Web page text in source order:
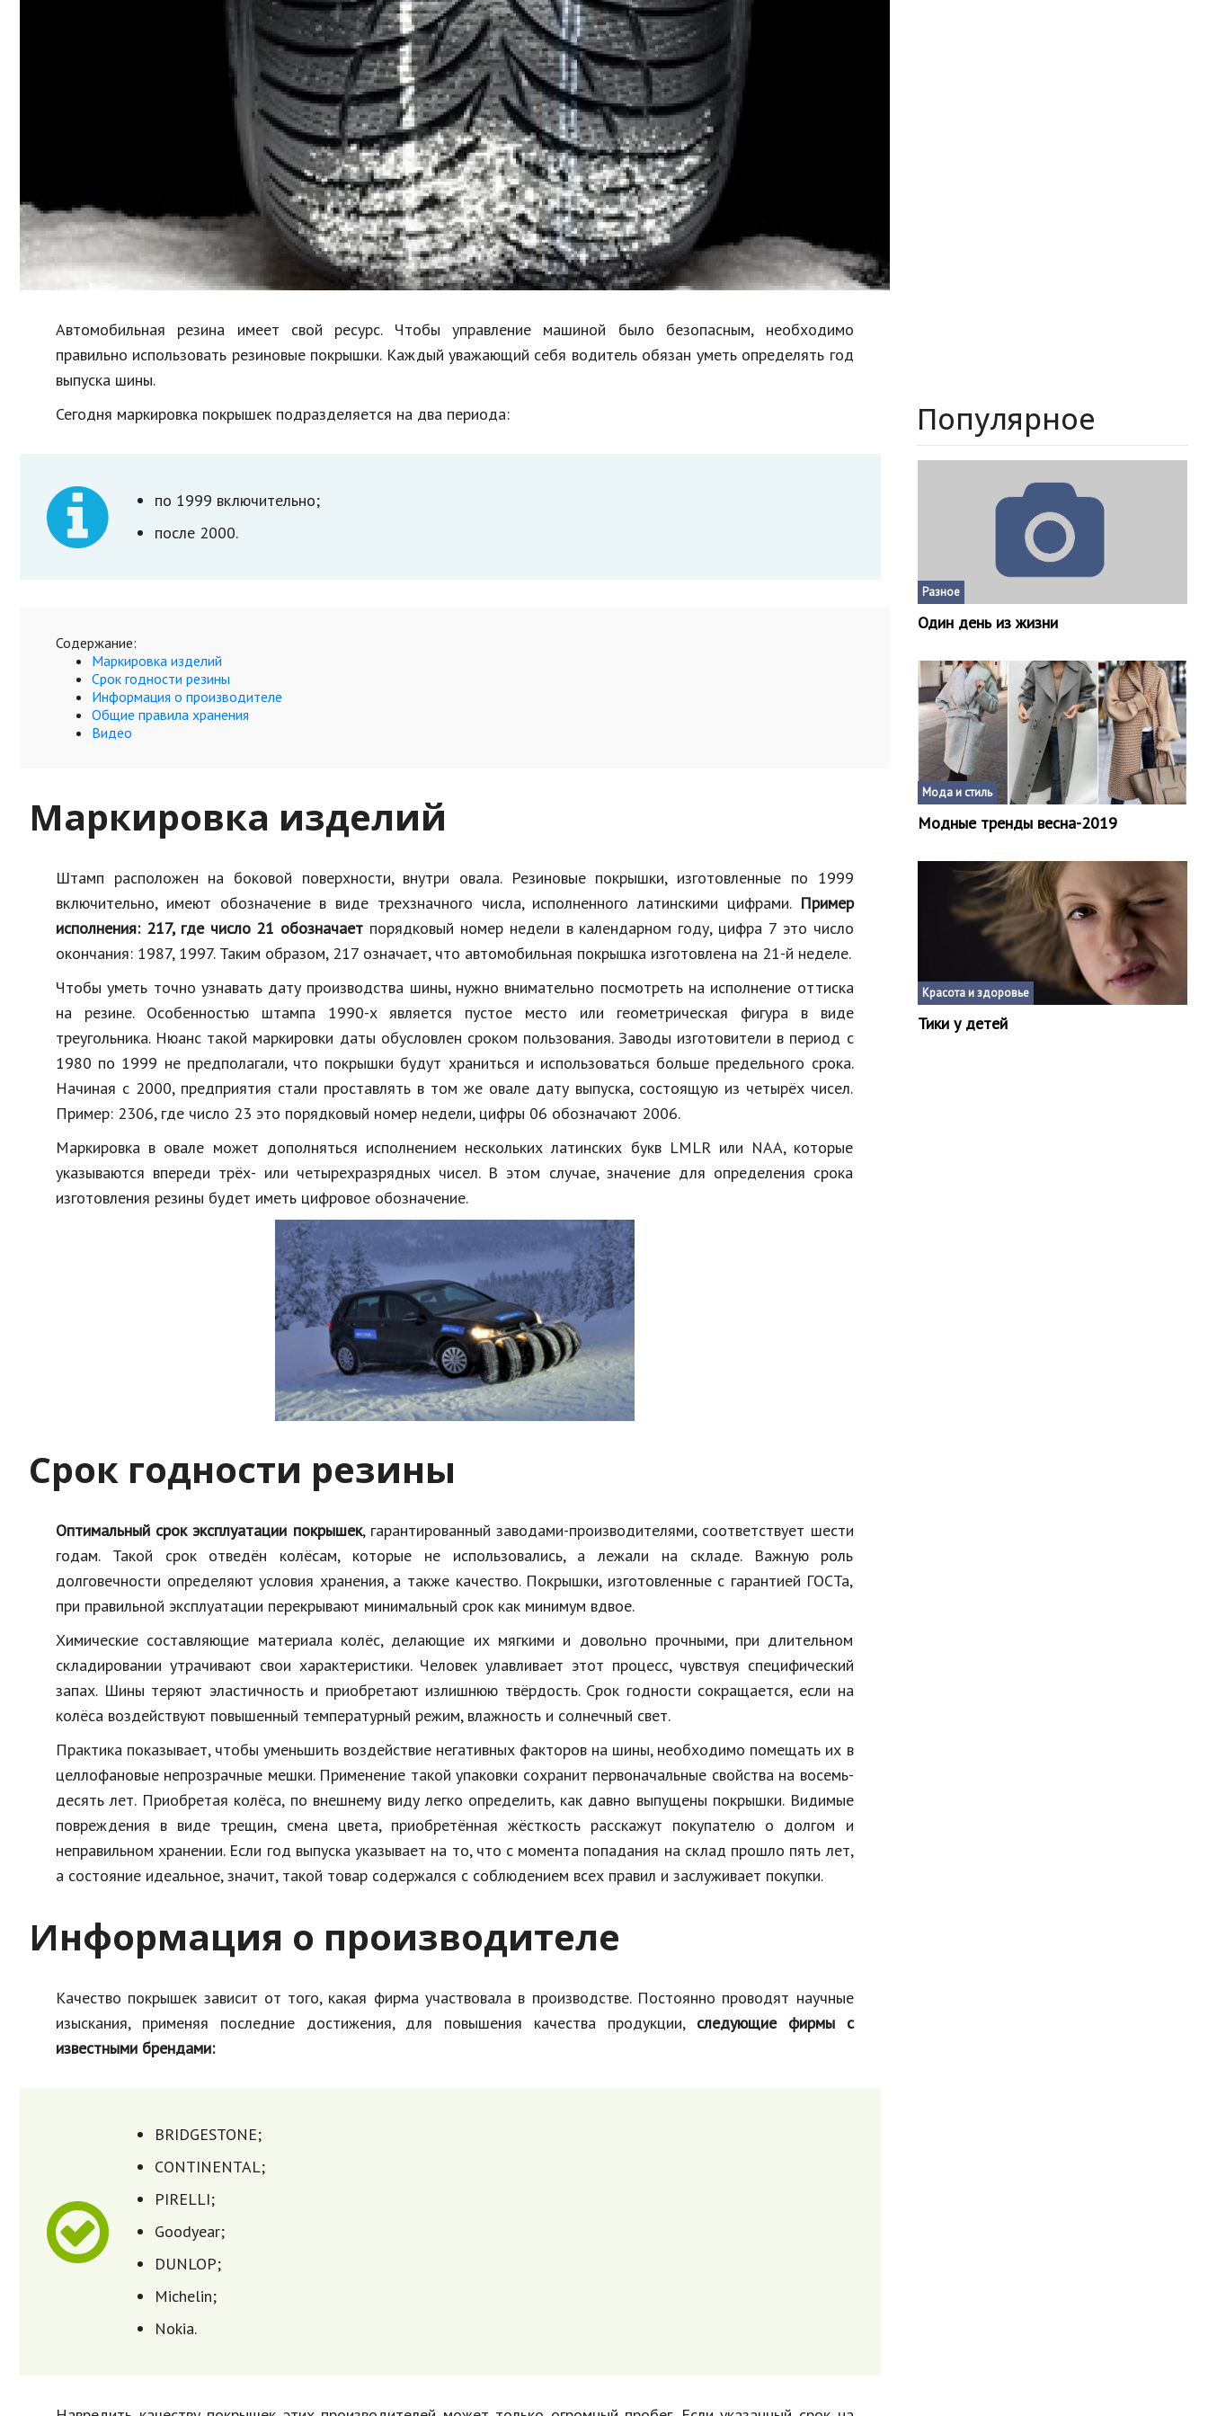
Недвижимость
Спорт и фитнес
Психология и отношения
Творчество и рукоделие
Разное
Работа и бизнес
Животные
Еда и напитки
Наука и технологии
Автомобильная резина имеет свой ресурс. Чтобы управление машиной было безопасным, необходимо
правильно использовать резиновые покрышки. Каждый уважающий себя водитель обязан уметь определять год
выпуска шины.
Сегодня маркировка покрышек подразделяется на два периода:
по 1999 включительно;
после 2000.
Содержание:
Маркировка изделий
Срок годности резины
Информация о производителе
Общие правила хранения
Видео
Маркировка изделий
Штамп расположен на боковой поверхности, внутри овала. Резиновые покрышки, изготовленные по 1999
включительно, имеют обозначение в виде трехзначного числа, исполненного латинскими цифрами. Пример
исполнения: 217, где число 21 обозначает порядковый номер недели в календарном году, цифра 7 это число
окончания: 1987, 1997. Таким образом, 217 означает, что автомобильная покрышка изготовлена на 21-й неделе.
Чтобы уметь точно узнавать дату производства шины, нужно внимательно посмотреть на исполнение оттиска
на резине. Особенностью штампа 1990-х является пустое место или геометрическая фигура в виде
треугольника. Нюанс такой маркировки даты обусловлен сроком пользования. Заводы изготовители в период с
1980 по 1999 не предполагали, что покрышки будут храниться и использоваться больше предельного срока.
Начиная с 2000, предприятия стали проставлять в том же овале дату выпуска, состоящую из четырёх чисел.
Пример: 2306, где число 23 это порядковый номер недели, цифры 06 обозначают 2006.
Маркировка в овале может дополняться исполнением нескольких латинских букв LMLR или NAA, которые
указываются впереди трёх- или четырехразрядных чисел. В этом случае, значение для определения срока
изготовления резины будет иметь цифровое обозначение.
Срок годности резины
Оптимальный срок эксплуатации покрышек, гарантированный заводами-производителями, соответствует шести
годам. Такой срок отведён колёсам, которые не использовались, а лежали на складе. Важную роль
долговечности определяют условия хранения, а также качество. Покрышки, изготовленные с гарантией ГОСТа,
при правильной эксплуатации перекрывают минимальный срок как минимум вдвое.
Химические составляющие материала колёс, делающие их мягкими и довольно прочными, при длительном
складировании утрачивают свои характеристики. Человек улавливает этот процесс, чувствуя специфический
запах. Шины теряют эластичность и приобретают излишнюю твёрдость. Срок годности сокращается, если на
колёса воздействуют повышенный температурный режим, влажность и солнечный свет.
Практика показывает, чтобы уменьшить воздействие негативных факторов на шины, необходимо помещать их в
целлофановые непрозрачные мешки. Применение такой упаковки сохранит первоначальные свойства на восемь-
десять лет. Приобретая колёса, по внешнему виду легко определить, как давно выпущены покрышки. Видимые
повреждения в виде трещин, смена цвета, приобретённая жёсткость расскажут покупателю о долгом и
неправильном хранении. Если год выпуска указывает на то, что с момента попадания на склад прошло пять лет,
а состояние идеальное, значит, такой товар содержался с соблюдением всех правил и заслуживает покупки.
Информация о производителе
Качество покрышек зависит от того, какая фирма участвовала в производстве. Постоянно проводят научные
изыскания, применяя последние достижения, для повышения качества продукции, следующие фирмы с
известными брендами:
BRIDGESTONE;
CONTINENTAL;
PIRELLI;
Goodyear;
DUNLOP;
Michelin;
Nokia.
Популярное
Разное
Один день из жизни
Мода и стиль
Модные тренды весна-2019
Красота и здоровье
Тики у детей